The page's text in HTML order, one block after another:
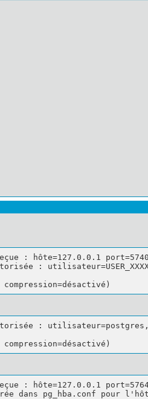
: hôte=127.0.0.1
:
compression=désactivé)
:
compression=désactivé)
: hôte=127.0.0.1
dans pg_hba.conf